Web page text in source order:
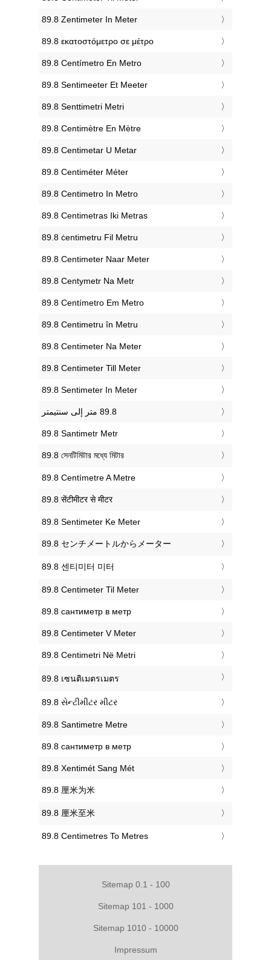
‎89.8 Zentimeter In Meter
‎89.8 εκατοστόμετρο σε μέτρο
‎89.8 Centímetro En Metro
‎89.8 Sentimeeter Et Meeter
‎89.8 Senttimetri Metri
‎89.8 Centimètre En Mètre
‎89.8 Centimetar U Metar
‎89.8 Centiméter Méter
‎89.8 Centimetro In Metro
‎89.8 Centimetras Iki Metras
‎89.8 ċentimetru Fil Metru
‎89.8 Centimeter Naar Meter
‎89.8 Centymetr Na Metr
‎89.8 Centímetro Em Metro
‎89.8 Centimetru în Metru
‎89.8 Centimeter Na Meter
‎89.8 Centimeter Till Meter
‎89.8 Sentimeter In Meter
‎89.8 Santimetr Metr
‎89.8 সেনটিমিটার মধ্যে মিটার
‎89.8 Centímetre A Metre
‎89.8 सेंटीमीटर से मीटर
‎89.8 Sentimeter Ke Meter
‎89.8 センチメートルからメーター
‎89.8 센티미터 미터
‎89.8 Centimeter Til Meter
‎89.8 сантиметр в метр
‎89.8 Centimeter V Meter
‎89.8 Centimetri Në Metri
‎89.8 เซนติเมตรเมตร
‎89.8 સેન્ટીમીટર મીટર
‎89.8 Santimetre Metre
‎89.8 сантиметр в метр
‎89.8 Xentimét Sang Mét
‎89.8 厘米为米
‎89.8 厘米至米
‎89.8 Centimetres To Metres
Sitemap 0.1 - 100
Sitemap 101 - 1000
Sitemap 1010 - 10000
Impressum